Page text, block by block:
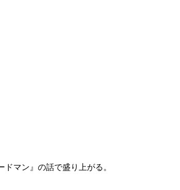
マン』の話で盛り上がる。